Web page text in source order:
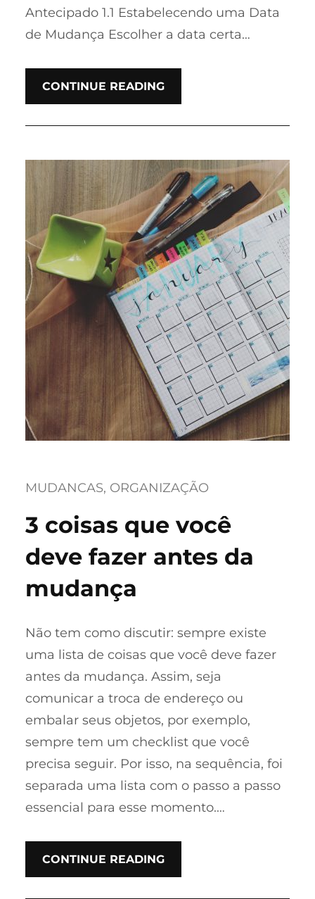
Antecipado 1.1 Estabelecendo uma Data
de Mudança Escolher a data certa…
CONTINUE READING
MUDANCAS, ORGANIZAÇÃO
3 coisas que você
deve fazer antes da
mudança
Não tem como discutir: sempre existe
uma lista de coisas que você deve fazer
antes da mudança. Assim, seja
comunicar a troca de endereço ou
embalar seus objetos, por exemplo,
sempre tem um checklist que você
precisa seguir. Por isso, na sequência, foi
separada uma lista com o passo a passo
essencial para esse momento.…
CONTINUE READING